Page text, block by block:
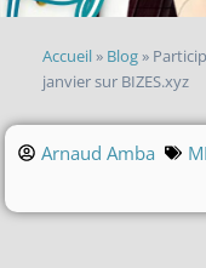
Accueil» Blog»
janvier sur BIZES.xyz
Arnaud Amba